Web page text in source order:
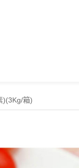
)(3Kg/箱)